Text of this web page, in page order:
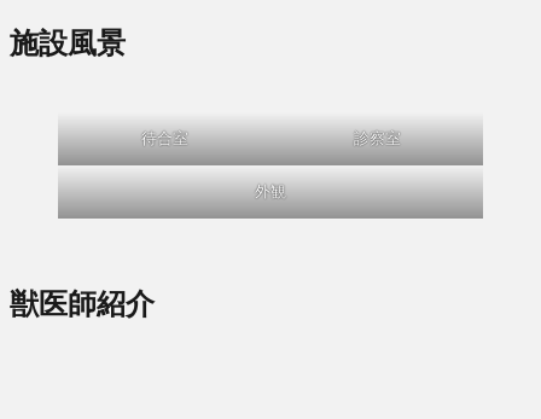
施設風景
待合室 診察室
外観
獣医師紹介